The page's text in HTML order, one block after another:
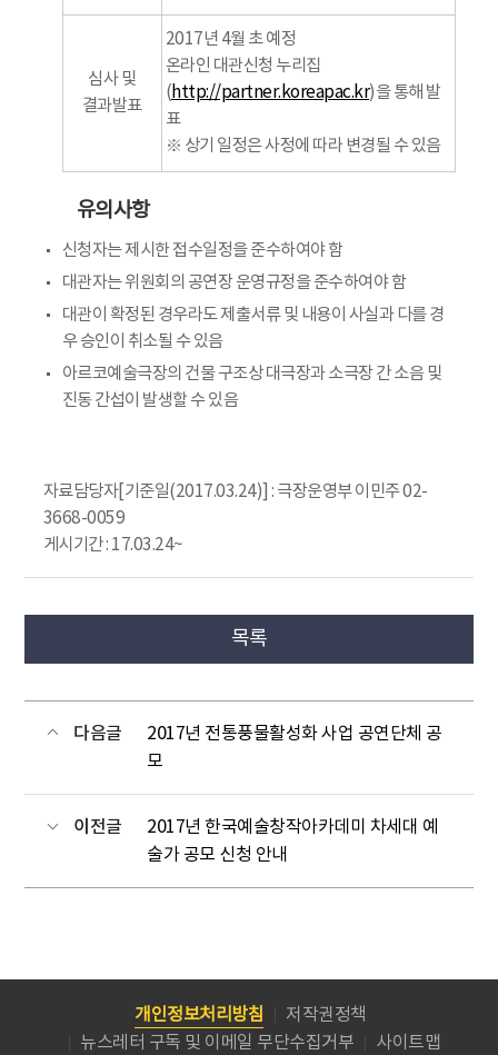
심사 및
결과발표
2017년 4월 초 예정
온라인 대관신청 누리집
( http://partner.koreapac.kr)을 통해 발
표
※ 상기 일정은 사정에 따라 변경될 수 있음
유의사항
신청자는 제시한 접수일정을 준수하여야 함
대관자는 위원회의 공연장 운영규정을 준수하여야 함
대관이 확정된 경우라도 제출서류 및 내용이 사실과 다를 경
우 승인이 취소될 수 있음
아르코예술극장의 건물 구조상 대극장과 소극장 간 소음 및
진동 간섭이 발생할 수 있음
자료담당자[기준일(2017.03.24)] : 극장운영부 이민주 02-
3668-0059
게시기간 : 17.03.24~
목록
다음글
2017년 전통풍물활성화 사업 공연단체 공
모
이전글
2017년 한국예술창작아카데미 차세대 예
술가 공모 신청 안내
개인정보처리방침
저작권정책
뉴스레터 구독 및 이메일 무단수집거부
사이트맵